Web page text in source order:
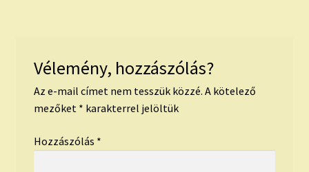
Vélemény, hozzászólás?
Az e-mail címet nem tesszük közzé. A kötelező
mezőket * karakterrel jelöltük
Hozzászólás *